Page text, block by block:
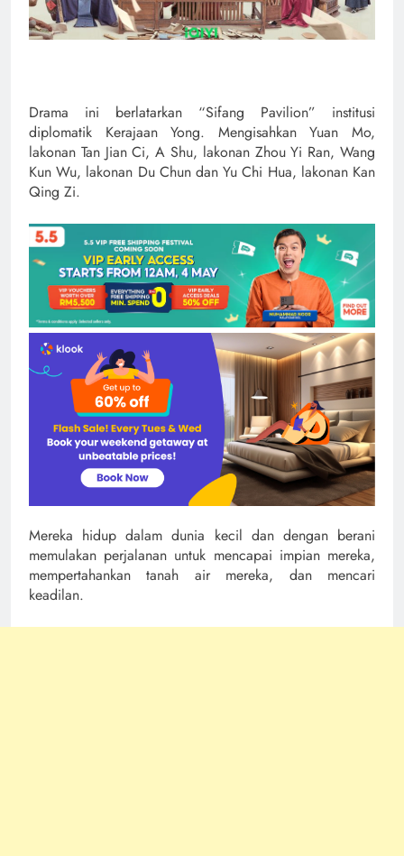
Drama ini berlatarkan “Sifang Pavilion” institusi
diplomatik Kerajaan Yong. Mengisahkan Yuan Mo,
lakonan Tan Jian Ci, A Shu, lakonan Zhou Yi Ran, Wang
Kun Wu, lakonan Du Chun dan Yu Chi Hua, lakonan Kan
Qing Zi.
Mereka hidup dalam dunia kecil dan dengan berani
memulakan perjalanan untuk mencapai impian mereka,
mempertahankan tanah air mereka, dan mencari
keadilan.